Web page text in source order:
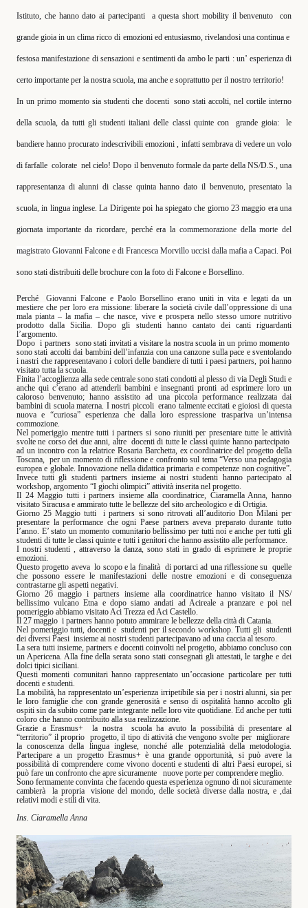
Istituto, che hanno dato ai partecipanti a questa short mobility il benvenuto con
grande gioia in un clima ricco di emozioni ed entusiasmo, rivelandosi una continua e
festosa manifestazione di sensazioni e sentimenti da ambo le parti : un’ esperienza di
certo importante per la nostra scuola, ma anche e soprattutto per il nostro territorio!
In un primo momento sia studenti che docenti sono stati accolti, nel cortile interno
della scuola, da tutti gli studenti italiani delle classi quinte con grande gioia: le
bandiere hanno procurato indescrivibili emozioni , infatti sembrava di vedere un volo
di farfalle colorate nel cielo! Dopo il benvenuto formale da parte della NS/D.S., una
rappresentanza di alunni di classe quinta hanno dato il benvenuto, presentato la
scuola, in lingua inglese. La Dirigente poi ha spiegato che giorno 23 maggio era una
giornata importante da ricordare, perché era la commemorazione della morte del
magistrato Giovanni Falcone e di Francesca Morvillo uccisi dalla mafia a Capaci. Poi
sono stati distribuiti delle brochure con la foto di Falcone e Borsellino.
Perché GiovanniFalcone ePaoloBorsellino erano uniti in vita e legati da un
mestiere che per loro era missione: liberare la società civile dall’oppressione di una
mala pianta – la mafia – che nasce, vive eprospera nello stesso umore nutritivo
prodotto dalla Sicilia. Dopo gli studenti hanno cantato dei canti riguardanti
l’argomento.
Dopo i partners sono stati invitati a visitare la nostra scuola in un primo momento
sono stati accolti dai bambini dell’infanzia con una canzone sulla pace e sventolando
i nastri che rappresentavano i colori delle bandiere di tutti i paesi partners, poi hanno
visitato tutta la scuola.
Finita l’accoglienza alla sede centrale sono stati condotti al plesso di via Degli Studi e
anche qui c’erano ad attenderli bambini e insegnanti pronti ad esprimere loro un
caloroso benvenuto; hanno assistito ad una piccola performance realizzata dai
bambini di scuola materna. I nostri piccoli erano talmente eccitati e gioiosi di questa
nuova e “curiosa” esperienza che dalla loro espressione traspariva un’intensa
commozione.
Nel pomeriggio mentre tutti i partners si sono riuniti per presentare tutte le attività
svolte ne corso dei due anni, altre docenti di tutte le classi quinte hanno partecipato
ad un incontro con la relatrice Rosaria Barchetta, ex coordinatrice del progetto della
Toscana,
per un momento di riflessione e confronto sul tema “Verso una pedagogia
europea e globale. Innovazione nella didattica primaria e competenze non cognitive”.
Invece tutti gli studenti partners insieme ai nostri studenti hanno partecipato al
workshop, argomento “I giochi olimpici” attività inserita nel progetto.
Il 24 Maggio tutti i partners insieme alla coordinatrice, Ciaramella Anna, hanno
visitato Siracusa e ammirato tutte le bellezze del sito archeologico e di Ortigia.
Giorno 25 Maggio tutti
i partners si sono ritrovati all’auditorio Don Milani per
presentare la performance che ogni Paese partners aveva preparato durante tutto
l’anno. E’ stato un momento comunitario bellissimo per tutti noi e anche per tutti gli
studenti di tutte le classi quinte e tutti i genitori che hanno assistito alle performance.
I nostri studenti , attraverso la danza, sono stati in grado di esprimere le proprie
emozioni.
Questo progetto aveva lo scopo e la finalità di portarci ad una riflessione su quelle
che possono essere le manifestazioni delle nostre emozioni e di conseguenza
contrastarne gli aspetti negativi.
Giorno 26 maggio i partners insieme alla coordinatrice hanno visitato il NS/
bellissimo vulcano Etna e dopo siamo andati ad Acireale a pranzare e poi nel
pomeriggio abbiamo visitato Aci Trezza ed Aci Castello.
Il 27 maggio i partners hanno potuto ammirare le bellezze della città di Catania.
Nel pomeriggio tutti, docenti e studenti per il secondo workshop. Tutti gli studenti
dei diversi Paesi insieme ai nostri studenti partecipavano ad una caccia al tesoro.
La sera tutti insieme, partners e docenti coinvolti nel progetto, abbiamo concluso con
un Apericena. Alla fine della serata sono stati consegnati gli attestati, le targhe e dei
dolci tipici siciliani.
Questi momenti comunitari hanno rappresentato un’occasione particolare per tutti
docenti e studenti.
La mobilità, ha rappresentato un’esperienza irripetibile sia per i nostri alunni, sia per
le loro famiglie che con grande generosità e senso di ospitalità hanno accolto gli
ospiti sin da subito come parte integrante nelle loro vite quotidiane. Ed anche per tutti
coloro che hanno contribuito alla sua realizzazione.
Grazie a Erasmus+
la nostra
scuola ha avuto la possibilità di presentare al
“territorio” il proprio progetto, il tipo di attività che vengono svolte per migliorare
la conoscenza della lingua inglese, nonché alle potenzialità della metodologia.
Partecipare a un progetto Erasmus+ è una grande opportunità, si può avere la
possibilità di comprendere come vivono docenti e studenti di altri Paesi europei, si
può fare un confronto che apre sicuramente
nuove porte per comprendere meglio.
Sono fermamente convinta che facendo questa esperienza ognuno di noi sicuramente
cambierà
la propria
visione del mondo, delle società diverse dalla nostra, e ,dai
relativi modi e stili di vita.
Ins. Ciaramella Anna